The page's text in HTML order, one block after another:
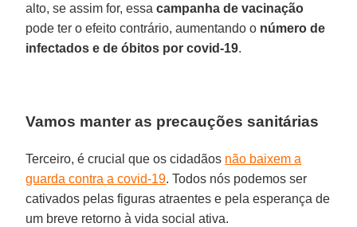
alto, se assim for, essacampanha de vacinação
pode ter o efeito contrário, aumentando o número de
infectados e de óbitos por covid-19.
Vamos manter as precauções sanitárias
Terceiro, é crucial que os cidadãos não baixem a
guarda contra a covid-19. Todos nós podemos ser
cativados pelas figuras atraentes e pela esperança de
um breve retorno à vida social ativa.